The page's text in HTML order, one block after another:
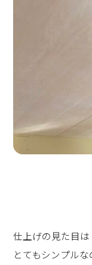
仕上げの見た目は
とてもシンプル